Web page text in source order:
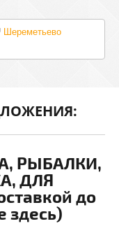
Шереметьево
РЫБАЛКИ,
ДЛЯ
до
здесь)